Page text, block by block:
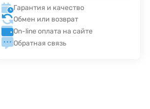
Гарантия и качество
Обмен или возврат
On-line оплата на сайте
Обратная связь